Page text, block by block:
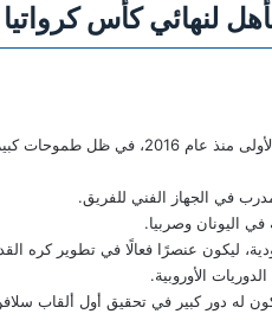
لنهائي كأس كرواتيا
حقق نادي سلافن بيلوبو الكرواتي إنجازًا تاريخيًا بتأهله إلى
في الجهاز الفني للفريق.
في اليونان وصربيا.
ليكون عنصرًا فعالًا في تطوير كره
الأوروبية.
له دور كبير في تحقيق أول ألقاب